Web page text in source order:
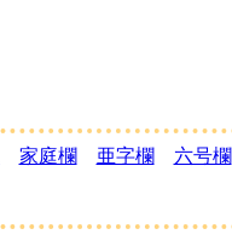
家庭欄 亜字欄 六号欄